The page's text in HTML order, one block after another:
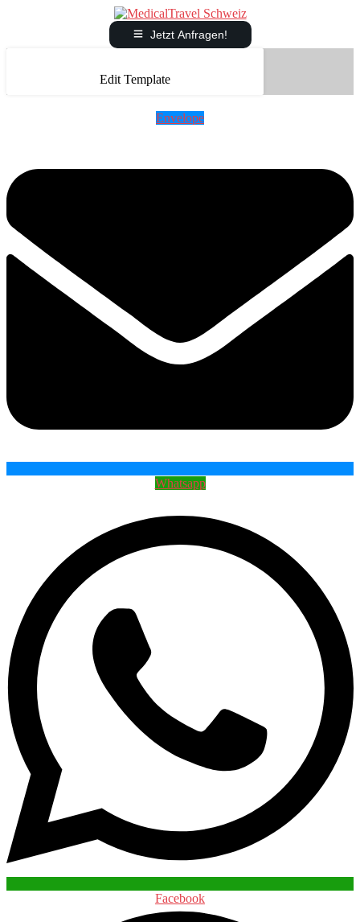
Jetzt Anfragen!
Edit Template
Envelope
Whatsapp
Facebook